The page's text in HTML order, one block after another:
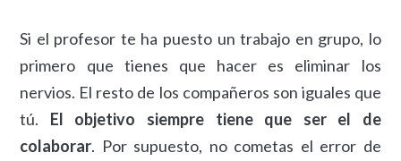
Si el profesor te ha puesto un trabajo en grupo, lo
primero que tienes que hacer es eliminar los
nervios. El resto de los compañeros son iguales que
tú. El objetivo siempre tiene que ser el de
colaborar. Por supuesto, no cometas el error de